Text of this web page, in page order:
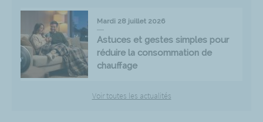
Mardi 28 juillet 2026
Astuces et gestes simples pour
réduire la consommation de
chauffage
Voir toutes les actualités